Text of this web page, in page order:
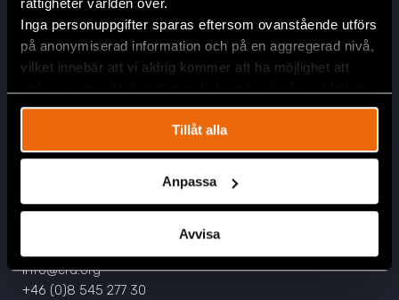
rättigheter världen över.
Inga personuppgifter sparas eftersom ovanstående utförs
på anonymiserad information och på en aggregerad nivå,
vilket innebär att vi aldrig kommer att ha möjlighet att
Tillåt alla
Anpassa
Avvisa
Huvudkontor
SE-116 64 Stockholm, Sverige
info@crd.org
+46 (0)8 545 277 30